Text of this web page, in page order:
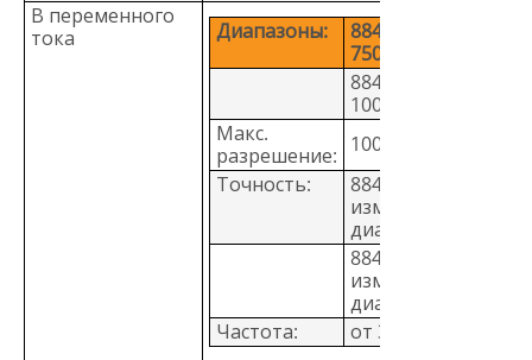
В переменного
тока
Диапазоны:
8845A: от 100 мВ
750 В
8846A: от 100 мВ
1000 В
Макс.
разрешение: 100 нВ
Точность:
8845A: 0,06 + 0,03
измерения + %
диапазона)
8846A: 0,06 + 0,03
измерения + %
диапазона)
Частота:
от 3 Гц до 300 кГц